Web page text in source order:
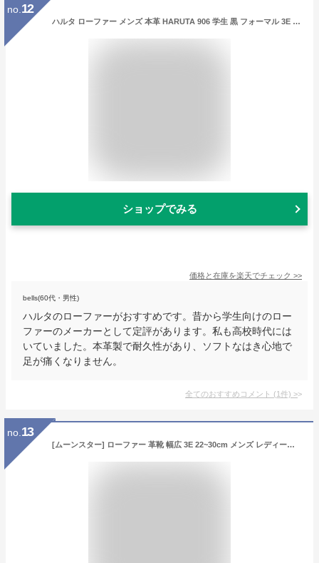
no. 12
ハルタ ローファー メンズ 本革 HARUTA 906 学生 黒 フォーマル 3E 通学 学生靴 通勤 定番 靴 コインローファー ブラック ダークブラウン 茶色 クロ 23.0-28.0cm スクール フォーマル セレモニー【サイズ交換OK】
ショップでみる
価格と在庫を楽天でチェック >>
bells(60代・男性)
ハルタのローファーがおすすめです。昔から学生向けのロー
ファーのメーカーとして定評があります。私も高校時代には
いていました。本革製で耐久性があり、ソフトなはき心地で
足が痛くなりません。
全てのおすすめコメント (1件) >
no. 13
[ムーンスター] ローファー 革靴 幅広 3E 22~30cm メンズ レディース BVL540 ブラック 26 cm